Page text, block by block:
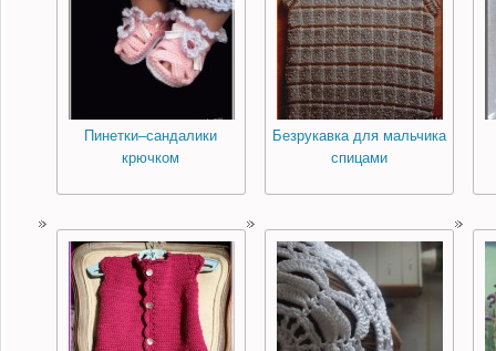
Пинетки–сандалики
крючком
Безрукавка для мальчика
спицами